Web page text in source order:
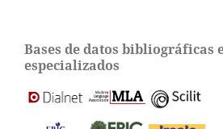
Bases de datos bibliográficas
especializados